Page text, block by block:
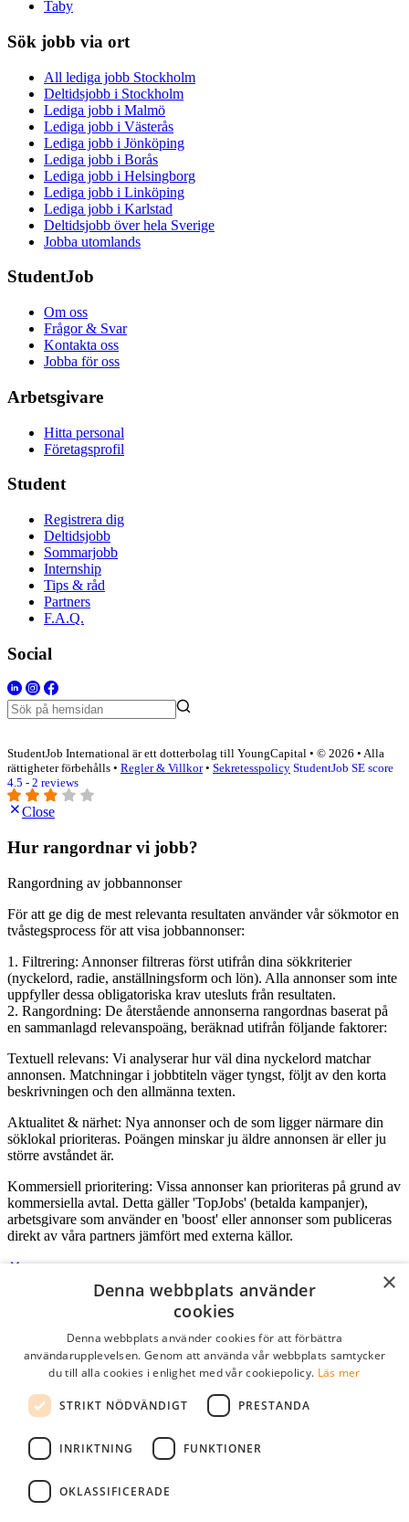
Taby
Sök jobb via ort
All lediga jobb Stockholm
Deltidsjobb i Stockholm
Lediga jobb i Malmö
Lediga jobb i Västerås
Lediga jobb i Jönköping
Lediga jobb i Borås
Lediga jobb i Helsingborg
Lediga jobb i Linköping
Lediga jobb i Karlstad
Deltidsjobb över hela Sverige
Jobba utomlands
StudentJob
Om oss
Frågor & Svar
Kontakta oss
Jobba för oss
Arbetsgivare
Hitta personal
Företagsprofil
Student
Registrera dig
Deltidsjobb
Sommarjobb
Internship
Tips & råd
Partners
F.A.Q.
Social
StudentJob International är ett dotterbolag till YoungCapital • © 2026 • Alla
rättigheter förbehålls • Regler & Villkor• Sekretesspolicy StudentJob SE score
4.5 - 2 reviews
Close
Hur rangordnar vi jobb?
Rangordning av jobbannonser
För att ge dig de mest relevanta resultaten använder vår sökmotor en
tvåstegsprocess för att visa jobbannonser:
1. Filtrering: Annonser filtreras först utifrån dina sökkriterier
(nyckelord, radie, anställningsform och lön). Alla annonser som inte
uppfyller dessa obligatoriska krav utesluts från resultaten.
2. Rangordning: De återstående annonserna rangordnas baserat på
en sammanlagd relevanspoäng, beräknad utifrån följande faktorer:
Textuell relevans: Vi analyserar hur väl dina nyckelord matchar
annonsen. Matchningar i jobbtiteln väger tyngst, följt av den korta
beskrivningen och den allmänna texten.
Aktualitet & närhet: Nya annonser och de som ligger närmare din
söklokal prioriteras. Poängen minskar ju äldre annonsen är eller ju
större avståndet är.
Kommersiell prioritering: Vissa annonser kan prioriteras på grund av
kommersiella avtal. Detta gäller 'TopJobs' (betalda kampanjer),
arbetsgivare som använder en 'boost' eller annonser som publiceras
direkt av våra partners jämfört med externa källor.
Lösenord
kom ihåg mig
logga in
Kostnadsfri företagsprofil
×
Denna webbplats använder
cookies
Denna webbplats använder cookies för att förbättra
användarupplevelsen. Genom att använda vår webbplats samtycker
du till alla cookies i enlighet med vår cookiepolicy. Läs mer
STRIKT NÖDVÄNDIGT PRESTANDA
INRIKTNING FUNKTIONER
OKLASSIFICERADE